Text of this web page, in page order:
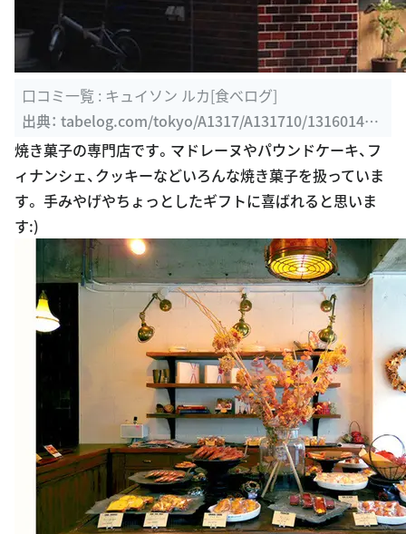
口コミ一覧 : キュイソン ルカ[食べログ]
出典：tabelog.com/tokyo/A1317/A131710/13160141/
dtlrvwlst
焼き菓子の専門店です。マドレーヌやパウンドケーキ、フ
ィナンシェ、クッキーなどいろんな焼き菓子を扱っていま
す。 手みやげやちょっとしたギフトに喜ばれると思いま
す:)